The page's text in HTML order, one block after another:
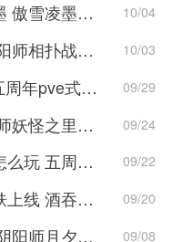
阴阳师雪童子新皮肤傲雪凌墨 傲雪凌墨怎么获得 10/04
阴阳师相扑战狸阵容玩法 阴阳师相扑战狸阵容搭配 10/03
阴阳师五周年pve式神排行 五周年pve式神哪个最强 09/29
阴阳师妖怪之里怎么玩 阴阳师妖怪之里兑换码分享 09/24
阴阳师五周年对弈竞猜活动怎么玩 五周年对弈竞猜活动玩法攻略 09/22
阴阳师妖怪屋酒吞童子新皮肤上线 酒吞童子新皮肤详情介绍 09/20
阴阳师月夕织梦活动怎么玩 阴阳师月夕织梦活动玩法攻略 09/08